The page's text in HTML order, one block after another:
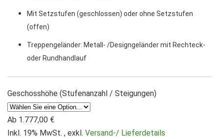
Mit Setzstufen (geschlossen) oder ohne Setzstufen
(offen)
Treppengeländer: Metall- /Designgeländer mit Rechteck-
oder Rundhandlauf
Geschosshöhe (Stufenanzahl / Steigungen)
Ab 1.777,00 €
Inkl. 19% MwSt. , exkl. Versand-/ Lieferdetails